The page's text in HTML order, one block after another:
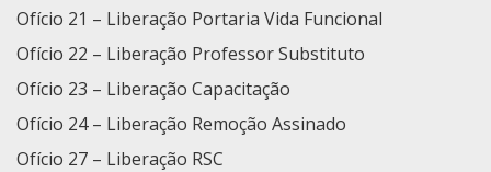
Ofício 21 – Liberação Portaria Vida Funcional
Ofício 22 – Liberação Professor Substituto
Ofício 23 – Liberação Capacitação
Ofício 24 – Liberação Remoção Assinado
Ofício 27 – Liberação RSC